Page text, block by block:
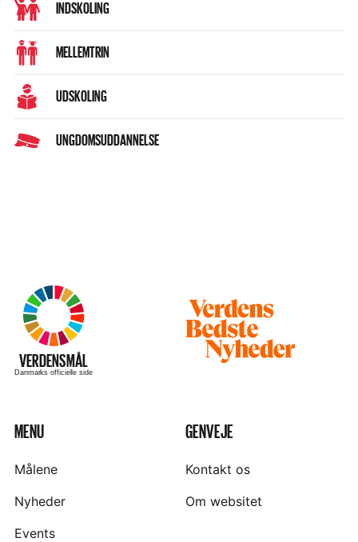
INDSKOLING
MELLEMTRIN
UDSKOLING
UNGDOMSUDDANNELSE
VERDENSMÅL
–
Danmarks officielle side
Besøg
hjemmesiden
MENU
Målene
Nyheder
Events
GENVEJE
Kontakt os
Om websitet